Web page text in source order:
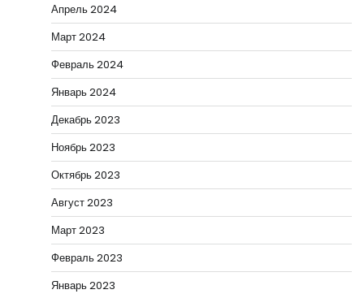
Апрель 2024
Март 2024
Февраль 2024
Январь 2024
Декабрь 2023
Ноябрь 2023
Октябрь 2023
Август 2023
Март 2023
Февраль 2023
Январь 2023